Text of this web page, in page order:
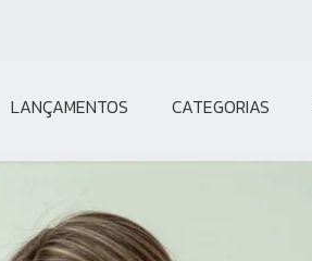
LANÇAMENTOS CATEGORIAS